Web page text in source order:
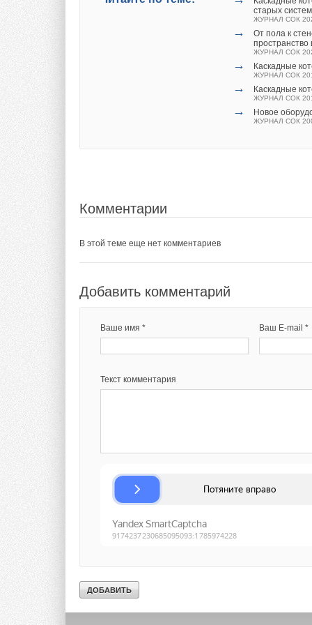
старых
ЖУРНАЛ СОК
→
От пола к
ЖУРНАЛ СОК
→ Каскадные
ЖУРНАЛ СОК
→ Каскадные
ЖУРНАЛ СОК
→ Новое
ЖУРНАЛ СОК
Комментарии
В этой теме еще нет комментариев
Добавить комментарий
Ваше имя * Ваш E-mail *
Текст комментария
ЖУРНАЛ СОК
Свежий
UniMAX для
ЖУРНАЛ СОК
Вентиляция
ЖУРНАЛ СОК
Анализ
факторов
ЖУРНАЛ СОК
В этой теме еще нет комментариев
Добавить комментарий
Текст комментария